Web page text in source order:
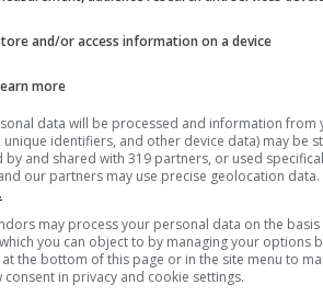
6 Settembre 2022
and/or access information on a device
more
data will be processed and information from
unique identifiers, and other device data) may be
by and shared with 319 partners, or used
our partners may use precise geolocation data.
may process your personal data on the
you can object to by managing your options
the bottom of this page or in the site menu to
consent in privacy and cookie settings.